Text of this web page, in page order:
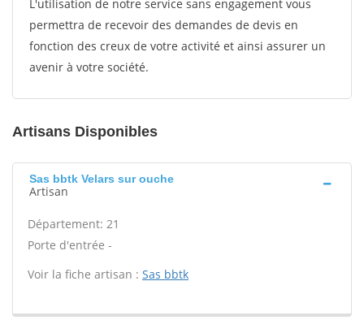
L'utilisation de notre service sans engagement vous
permettra de recevoir des demandes de devis en
fonction des creux de votre activité et ainsi assurer un
avenir à votre société.
Artisans Disponibles
Sas bbtk Velars sur ouche
Artisan
Département: 21
Porte d'entrée -
Voir la fiche artisan : Sas bbtk